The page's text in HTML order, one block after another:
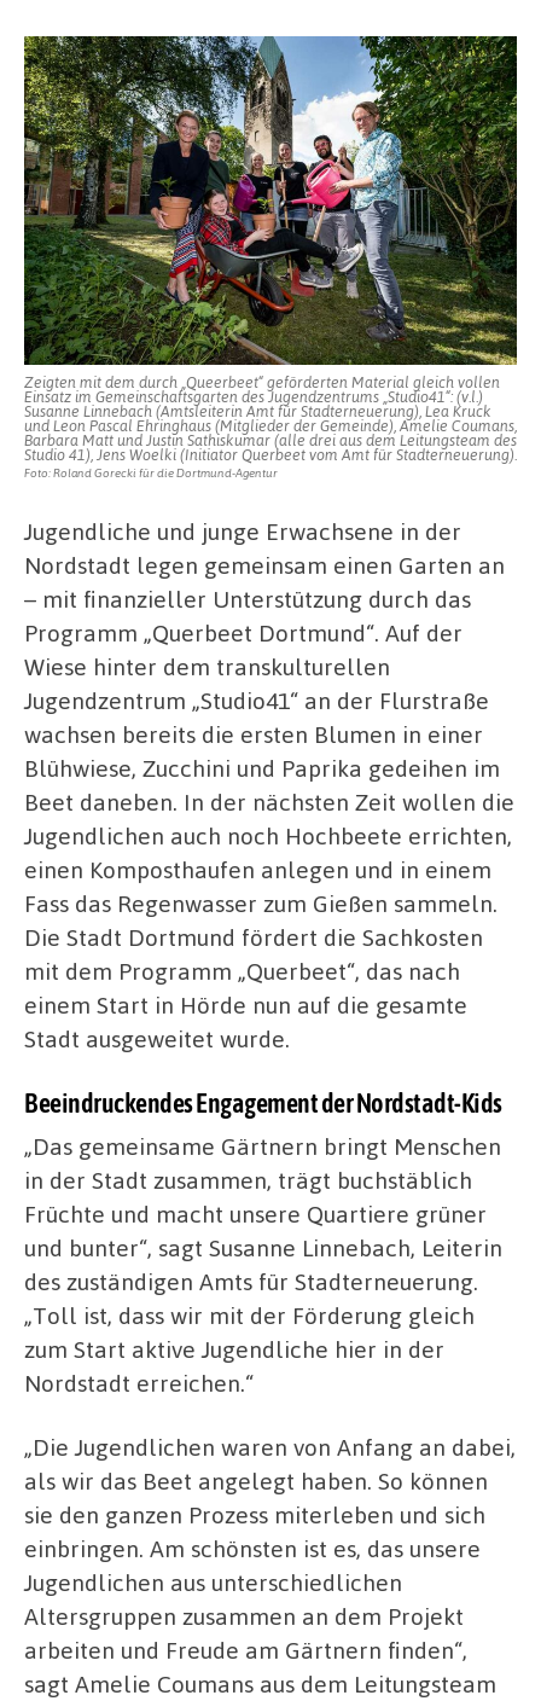
Zeigten mit dem durch „Queerbeet“ geförderten Material gleich vollen
Einsatz im Gemeinschaftsgarten des Jugendzentrums „Studio41“: (v.l.)
Susanne Linnebach (Amtsleiterin Amt für Stadterneuerung), Lea Kruck
und Leon Pascal Ehringhaus (Mitglieder der Gemeinde), Amelie Coumans,
Barbara Matt und Justin Sathiskumar (alle drei aus dem Leitungsteam des
Studio 41), Jens Woelki (Initiator Querbeet vom Amt für Stadterneuerung).
Foto: Roland Gorecki für die Dortmund-Agentur
Jugendliche und junge Erwachsene in der
Nordstadt legen gemeinsam einen Garten an
– mit finanzieller Unterstützung durch das
Programm „Querbeet Dortmund“. Auf der
Wiese hinter dem transkulturellen
Jugendzentrum „Studio41“ an der Flurstraße
wachsen bereits die ersten Blumen in einer
Blühwiese, Zucchini und Paprika gedeihen im
Beet daneben. In der nächsten Zeit wollen die
Jugendlichen auch noch Hochbeete errichten,
einen Komposthaufen anlegen und in einem
Fass das Regenwasser zum Gießen sammeln.
Die Stadt Dortmund fördert die Sachkosten
mit dem Programm „Querbeet“, das nach
einem Start in Hörde nun auf die gesamte
Stadt ausgeweitet wurde.
Beeindruckendes Engagement der Nordstadt-Kids
„Das gemeinsame Gärtnern bringt Menschen
in der Stadt zusammen, trägt buchstäblich
Früchte und macht unsere Quartiere grüner
und bunter“, sagt Susanne Linnebach, Leiterin
des zuständigen Amts für Stadterneuerung.
„Toll ist, dass wir mit der Förderung gleich
zum Start aktive Jugendliche hier in der
Nordstadt erreichen.“
„Die Jugendlichen waren von Anfang an dabei,
als wir das Beet angelegt haben. So können
sie den ganzen Prozess miterleben und sich
einbringen. Am schönsten ist es, das unsere
Jugendlichen aus unterschiedlichen
Altersgruppen zusammen an dem Projekt
arbeiten und Freude am Gärtnern finden“,
sagt Amelie Coumans aus dem Leitungsteam